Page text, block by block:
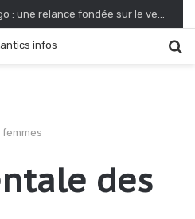
Filière café-cacao au Togo : une relance fondée sur le verdissement et la qualité
des